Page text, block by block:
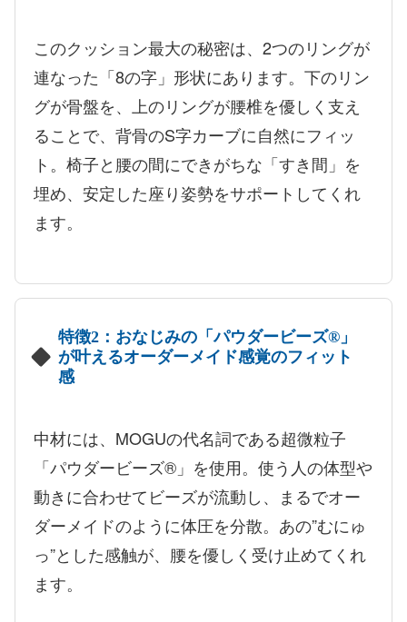
このクッション最大の秘密は、2つのリングが
連なった「8の字」形状にあります。下のリン
グが骨盤を、上のリングが腰椎を優しく支え
ることで、背骨のS字カーブに自然にフィッ
ト。椅子と腰の間にできがちな「すき間」を
埋め、安定した座り姿勢をサポートしてくれ
ます。
特徴2：おなじみの「パウダービーズ®」
が叶えるオーダーメイド感覚のフィット
感
中材には、MOGUの代名詞である超微粒子
「パウダービーズ®」を使用。使う人の体型や
動きに合わせてビーズが流動し、まるでオー
ダーメイドのように体圧を分散。あの”むにゅ
っ”とした感触が、腰を優しく受け止めてくれ
ます。